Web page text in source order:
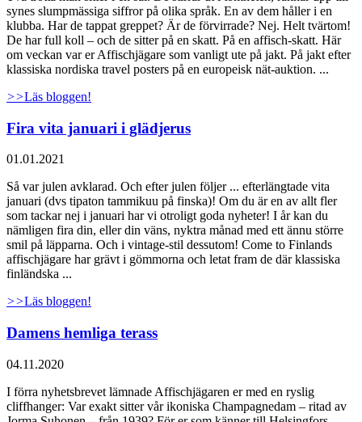
synes slumpmässiga siffror på olika språk. En av dem håller i en
klubba. Har de tappat greppet? Är de förvirrade? Nej. Helt tvärtom!
De har full koll – och de sitter på en skatt. På en affisch-skatt. Här
om veckan var er Affischjägare som vanligt ute på jakt. På jakt efter
klassiska nordiska travel posters på en europeisk nät-auktion. ...
>>Läs bloggen!
Fira vita januari i glädjerus
01.01.2021
Så var julen avklarad. Och efter julen följer ... efterlängtade vita
januari (dvs tipaton tammikuu på finska)! Om du är en av allt fler
som tackar nej i januari har vi otroligt goda nyheter! I år kan du
nämligen fira din, eller din väns, nyktra månad med ett ännu större
smil på läpparna. Och i vintage-stil dessutom! Come to Finlands
affischjägare har grävt i gömmorna och letat fram de där klassiska
finländska ...
>>Läs bloggen!
Damens hemliga terass
04.11.2020
I förra nyhetsbrevet lämnade Affischjägaren er med en ryslig
cliffhanger: Var exakt sitter vår ikoniska Champagnedam – ritad av